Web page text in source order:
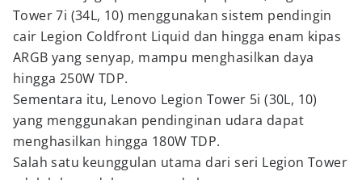
Tower 7i (34L, 10) menggunakan sistem pendingin
cair Legion Coldfront Liquid dan hingga enam kipas
ARGB yang senyap, mampu menghasilkan daya
hingga 250W TDP.
Sementara itu, Lenovo Legion Tower 5i (30L, 10)
yang menggunakan pendinginan udara dapat
menghasilkan hingga 180W TDP.
Salah satu keunggulan utama dari seri Legion Tower